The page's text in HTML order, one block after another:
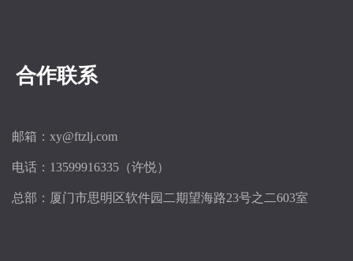
合作联系
邮箱：xy@ftzlj.com
电话：13599916335（许悦）
总部：厦门市思明区软件园二期望海路23号之二603室